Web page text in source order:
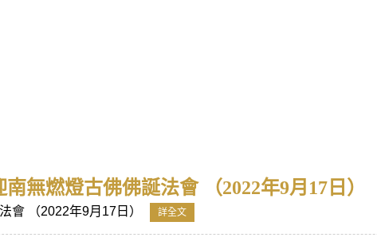
南無燃燈古佛佛誕法會 （2022年9月17日）
會 （2022年9月17日） 詳全文